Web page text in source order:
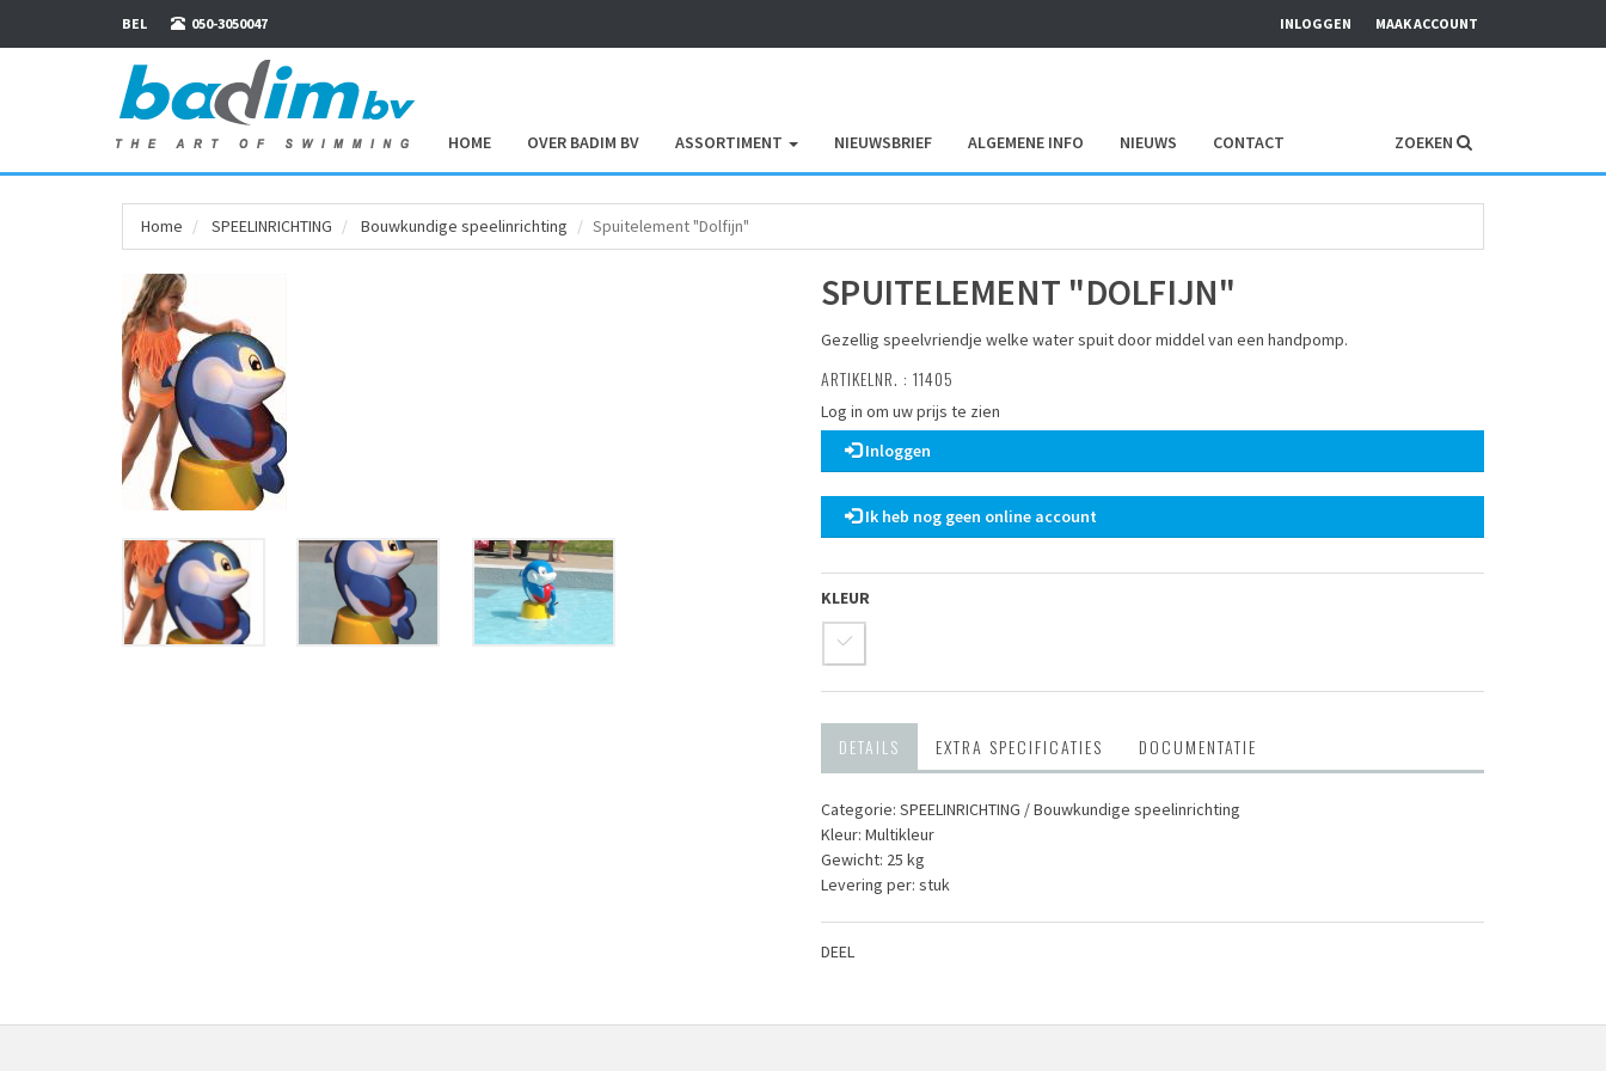
BEL 050-3050047 INLOGGEN MAAK ACCOUNT
HOME OVER BADIM BV ASSORTIMENT NIEUWSBRIEF ALGEMENE INFO NIEUWS CONTACT ZOEKEN
Home SPEEL­INRICHTING Bouwkundige speelinrichting Spuitelement "Dolfijn"
SPUITELEMENT "DOLFIJN"
Gezellig speelvriendje welke water spuit door middel van een handpomp.
ARTIKELNR. : 11405
Log in om uw prijs te zien
Inloggen
Ik heb nog geen online account
KLEUR
DETAILS EXTRA SPECIFICATIES DOCUMENTATIE
Categorie: SPEEL­INRICHTING / Bouwkundige speelinrichting
Kleur: Multikleur
Gewicht: 25 kg
Levering per: stuk
DEEL